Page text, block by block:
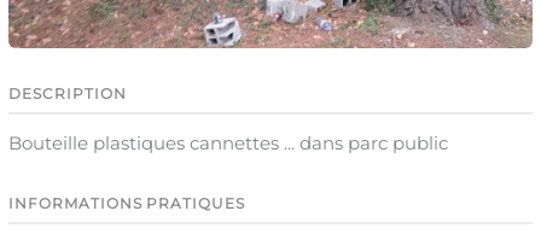
DESCRIPTION
Bouteille plastiques cannettes ... dans parc public
INFORMATIONS PRATIQUES